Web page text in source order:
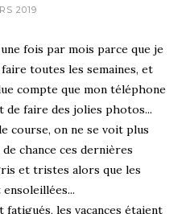
2019
fois par mois parce que je
toutes les semaines, et
compte que mon téléphone
faire des jolies photos...
course, on ne se voit plus
chance ces dernières
et tristes alors que les
les vacances étaient